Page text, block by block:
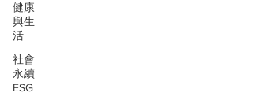
健康
與生
活
社會
永續
ESG